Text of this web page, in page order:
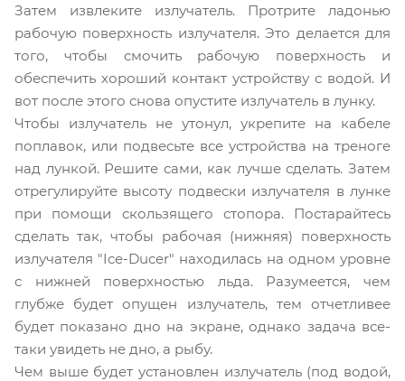
Затем извлеките излучатель. Протрите ладонью
рабочую поверхность излучателя. Это делается для
того, чтобы смочить рабочую поверхность и
обеспечить хороший контакт устройству с водой. И
вот после этого снова опустите излучатель в лунку.
Чтобы излучатель не утонул, укрепите на кабеле
поплавок, или подвесьте все устройства на треноге
над лункой. Решите сами, как лучше сделать. Затем
отрегулируйте высоту подвески излучателя в лунке
при помощи скользящего стопора. Постарайтесь
сделать так, чтобы рабочая (нижняя) поверхность
излучателя "Ice-Ducer" находилась на одном уровне
с нижней поверхностью льда. Разумеется, чем
глубже будет опущен излучатель, тем отчетливее
будет показано дно на экране, однако задача все-
таки увидеть не дно, а рыбу.
Чем выше будет установлен излучатель (под водой,